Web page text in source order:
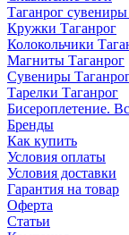
Таганрог
Кружки Таганрог
Колокольчики
Магниты Таганрог
Сувениры
Тарелки Таганрог
Бисероплетение.
Бренды
Как купить
Условия оплаты
Условия доставки
Гарантия на товар
Оферта
Статьи